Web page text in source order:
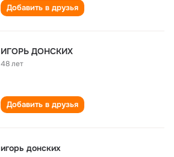
Добавить в друзья
ИГОРЬ ДОНСКИХ
48 лет
Добавить в друзья
игорь донских